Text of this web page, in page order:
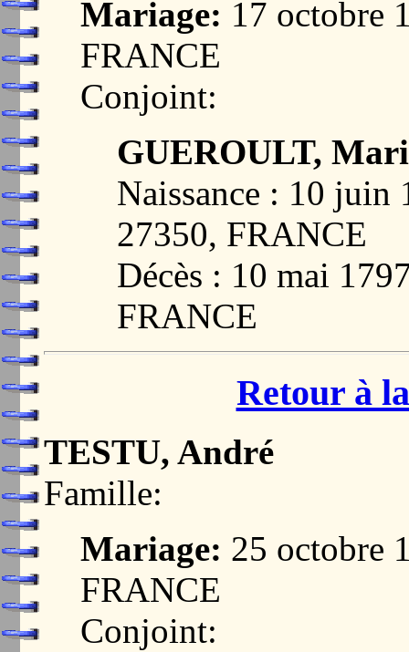
Mariage: 17 octobre
FRANCE
Conjoint:
GUEROULT,
Naissance : 10
27350, FRANCE
Décès : 10 mai
FRANCE
Retour à
TESTU, André
Famille:
Mariage: 25 octobre
FRANCE
Conjoint: